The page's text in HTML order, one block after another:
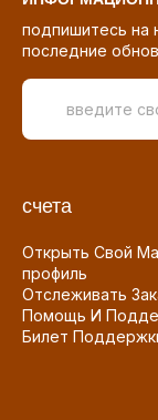
подпишитесь на
последние
счета
Открыть Свой
профиль
Отслеживать
Помощь И
Билет